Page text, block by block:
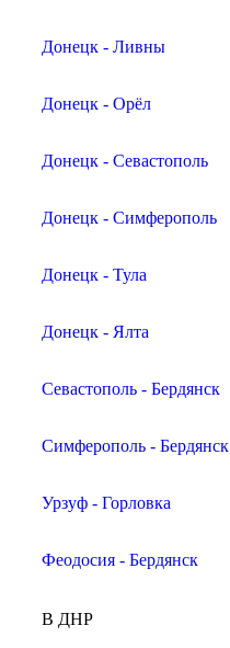
Донецк - Ливны
Донецк - Орёл
Донецк - Севастополь
Донецк - Симферополь
Донецк - Тула
Донецк - Ялта
Севастополь - Бердянск
Симферополь - Бердянск
Урзуф - Горловка
Феодосия - Бердянск
В ДНР